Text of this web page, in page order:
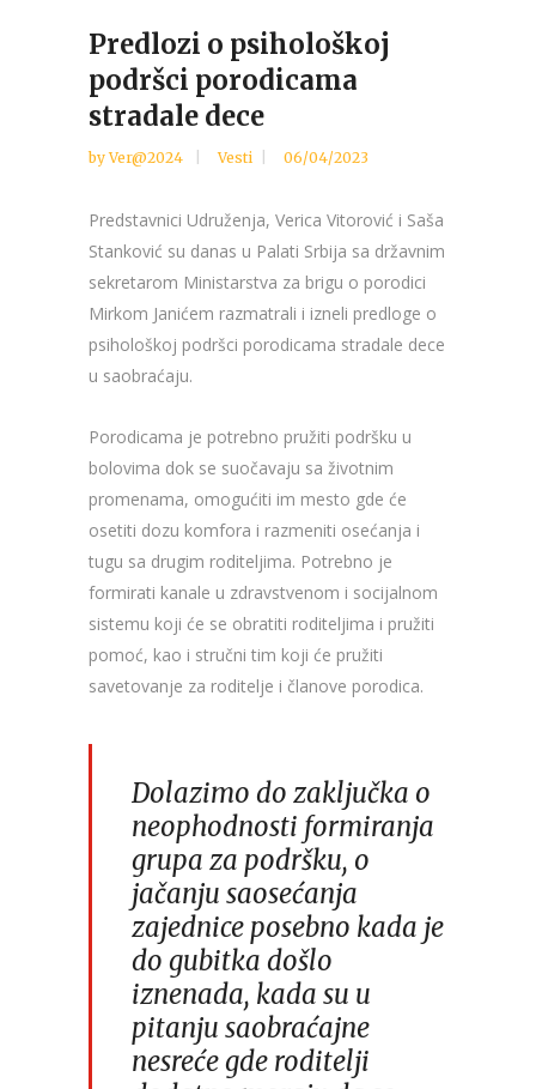
Predlozi o psihološkoj
podršci porodicama
stradale dece
byVer@2024 Vesti 06/04/2023
Predstavnici Udruženja, Verica Vitorović i Saša
Stanković su danas u Palati Srbija sa državnim
sekretarom Ministarstva za brigu o porodici
Mirkom Janićem razmatrali i izneli predloge o
psihološkoj podršci porodicama stradale dece
u saobraćaju.
Porodicama je potrebno pružiti podršku u
bolovima dok se suočavaju sa životnim
promenama, omogućiti im mesto gde će
osetiti dozu komfora i razmeniti osećanja i
tugu sa drugim roditeljima. Potrebno je
formirati kanale u zdravstvenom i socijalnom
sistemu koji će se obratiti roditeljima i pružiti
pomoć, kao i stručni tim koji će pružiti
savetovanje za roditelje i članove porodica.
Dolazimo do zaključka o
neophodnosti formiranja
grupa za podršku, o
jačanju saosećanja
zajednice posebno kada je
do gubitka došlo
iznenada, kada su u
pitanju saobraćajne
nesreće gde roditelji